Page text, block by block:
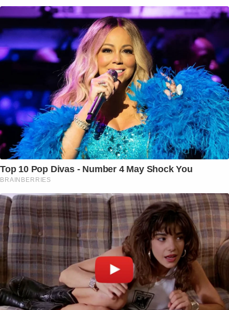
Top 10 Pop Divas - Number 4 May Shock You
BRAINBERRIES